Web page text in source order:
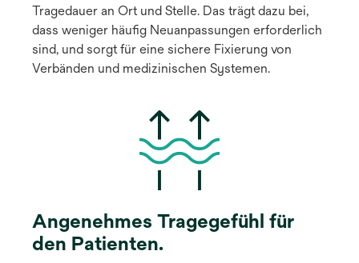
Tragedauer an Ort und Stelle. Das trägt dazu bei,
dass weniger häufig Neuanpassungen erforderlich
sind, und sorgt für eine sichere Fixierung von
Verbänden und medizinischen Systemen.
Angenehmes Tragegefühl für
den Patienten.